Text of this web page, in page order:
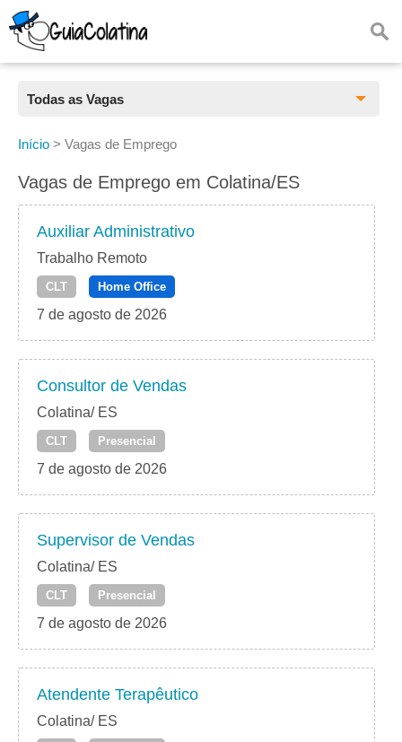
Todas as Vagas
Todas as Vagas
CLT
Freelancer
PJ
Início > Vagas de Emprego
Vagas de Emprego em Colatina/ES
Auxiliar Administrativo
Trabalho Remoto
CLT Home Office
7 de agosto de 2026
Consultor de Vendas
Colatina/ ES
CLT Presencial
7 de agosto de 2026
Supervisor de Vendas
Colatina/ ES
CLT Presencial
7 de agosto de 2026
Atendente Terapêutico
Colatina/ ES